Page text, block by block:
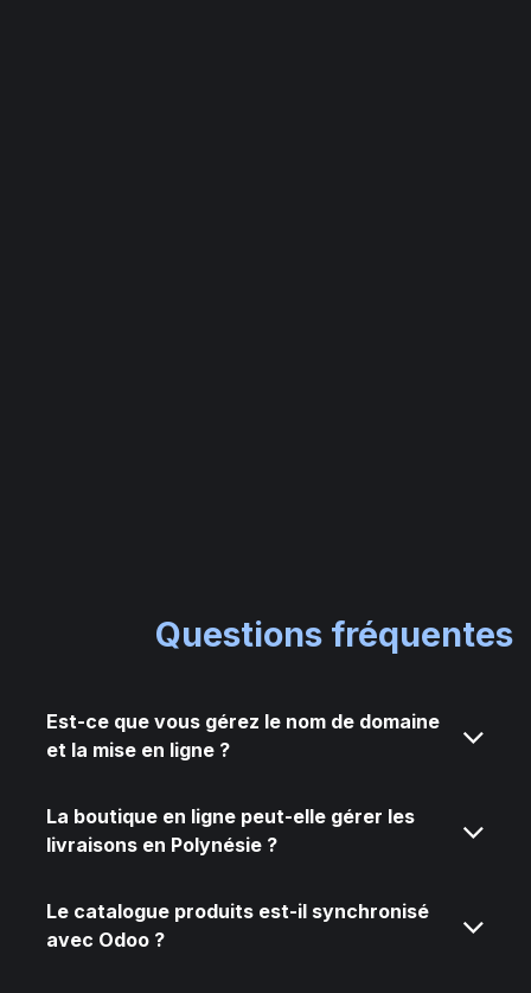
Questions fréquentes
Est-ce que vous gérez le nom de domaine
et la mise en ligne ?
La boutique en ligne peut-elle gérer les
livraisons en Polynésie ?
Le catalogue produits est-il synchronisé
avec Odoo ?